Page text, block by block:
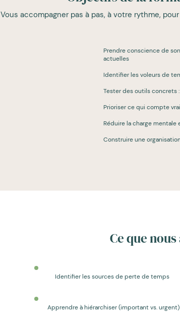
Vous accompagner pas à pas, à votre rythme,
Prendre conscience de
actuelles
Identifier les voleurs de
Tester des outils concrets :
Prioriser ce qui compte
Réduire la charge mentale
Construire une
Ce que
Identifier les sources de perte de temps
Apprendre à hiérarchiser (important vs. urgent)